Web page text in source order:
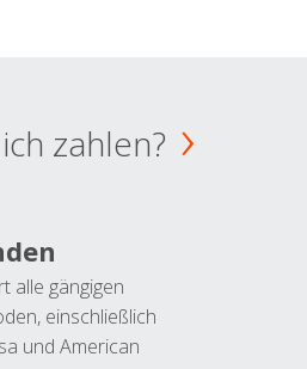
zahlen?
alle gängigen
einschließlich
und American